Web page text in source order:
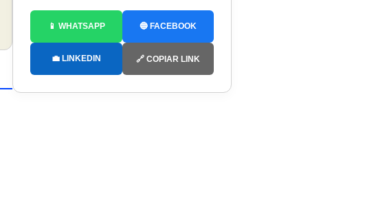
📱 WHATSAPP 🔵 FACEBOOK
💼 LINKEDIN 🔗 COPIAR LINK